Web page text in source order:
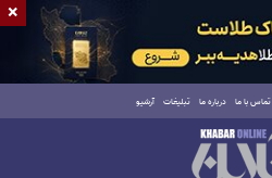
تماس با ما درباره ما تبلیغات آرشیو
×